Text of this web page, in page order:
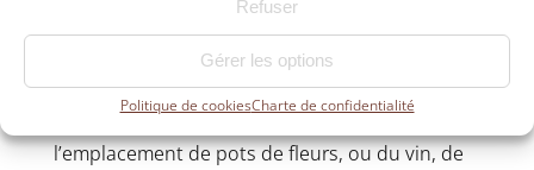
Refuser
Gérer les options
Politique de cookiesCharte de confidentialité
balai et un chiffon.
Il peut arriver cependant que des taches
persistent, comme des auréoles d’eau à
l’emplacement de pots de fleurs, ou du vin, de